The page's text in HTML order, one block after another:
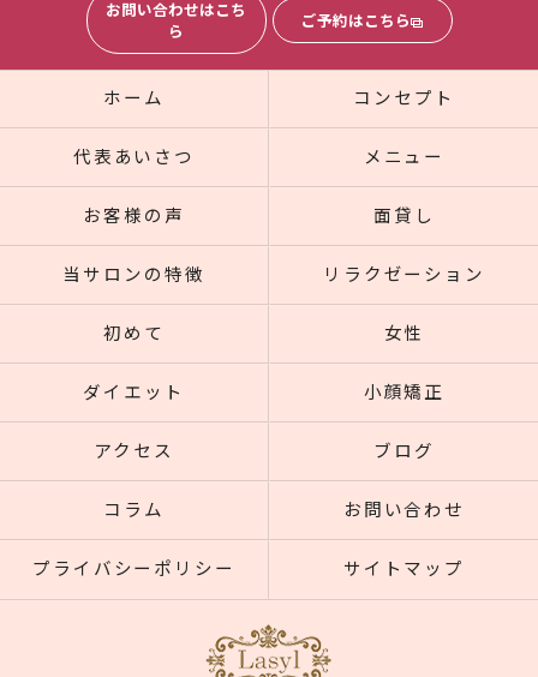
お問い合わせはこち
ら
ご予約はこちら
ホーム コンセプト
代表あいさつ メニュー
お客様の声 面貸し
当サロンの特徴 リラクゼーション
初めて 女性
ダイエット 小顔矯正
アクセス ブログ
コラム お問い合わせ
プライバシーポリシー サイトマップ